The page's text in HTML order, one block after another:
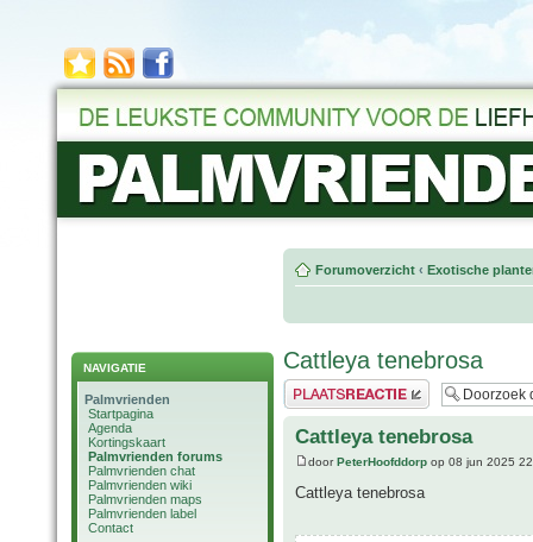
NAVIGATIE
Palmvrienden
Startpagina
Agenda
Kortingskaart
Palmvrienden forums
Palmvrienden chat
Palmvrienden wiki
Palmvrienden maps
Palmvrienden label
Contact
Forumoverzicht ‹ Exotische
Cattleya tenebrosa
Plaats een reactie
Cattleya tenebrosa
doorPeterHoofddorp op 08 jun 2025
Cattleya tenebrosa